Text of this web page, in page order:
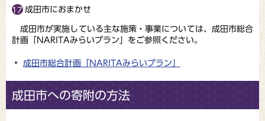
成田市におまかせ
成田市が実施している主な施策・事業については、成田市総合
計画「NARITAみらいプラン」をご参照ください。
成田市総合計画「NARITAみらいプラン」
成田市への寄附の方法